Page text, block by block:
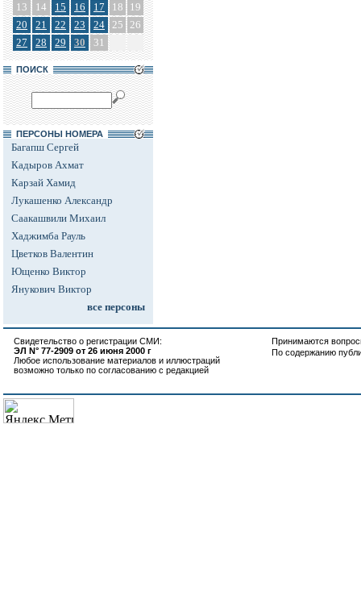
13
14 15 16 17 18
19
20
21 22 23 24 25 26
27
28 29 30 31
ПОИСК
ПЕРСОНЫ НОМЕРА
Багапш Сергей
Кадыров Ахмат
Карзай Хамид
Лукашенко Александр
Саакашвили Михаил
Хаджимба Рауль
Цветков Валентин
Ющенко Виктор
Янукович Виктор
все персоны
Свидетельство о регистрации СМИ:
ЭЛ N° 77-2909 от 26 июня 2000 г
Любое использование материалов и иллюстраций
возможно только по согласованию с редакцией
Принимаются
По содержанию